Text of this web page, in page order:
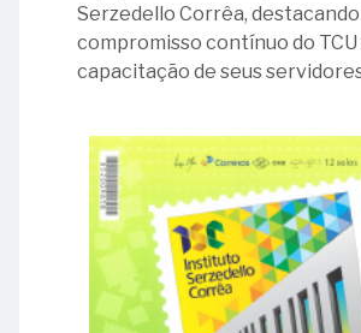
Serzedello Corrêa,
compromisso contínuo do TCU
capacitação de seus